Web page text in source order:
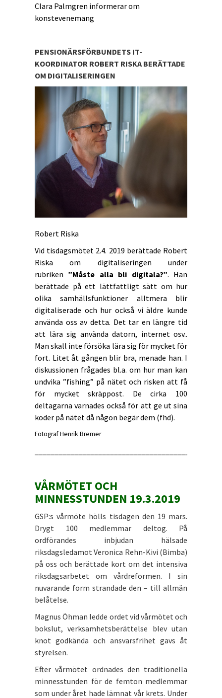
Clara Palmgren informerar om
konstevenemang
PENSIONÄRSFÖRBUNDETS IT-
KOORDINATOR ROBERT RISKA BERÄTTADE
OM DIGITALISERINGEN
Robert Riska
Vid tisdagsmötet 2.4. 2019 berättade Robert
Riska om digitaliseringen under
rubriken ”Måste alla bli digitala?”. Han
berättade på ett lättfattligt sätt om hur
olika samhällsfunktioner alltmera blir
digitaliserade och hur också vi äldre kunde
använda oss av detta. Det tar en längre tid
att lära sig använda datorn, internet osv..
Man skall inte försöka lära sig för mycket för
fort. Litet åt gången blir bra, menade han. I
diskussionen frågades bl.a. om hur man kan
undvika ”fishing” på nätet och risken att få
för mycket skräppost. De cirka 100
deltagarna varnades också för att ge ut sina
koder på nätet då någon begär dem (fhd).
Fotograf Henrik Bremer
VÅRMÖTET OCH
MINNESSTUNDEN 19.3.2019
GSP:s vårmöte hölls tisdagen den 19 mars.
Drygt 100 medlemmar deltog. På
ordförandes inbjudan hälsade
riksdagsledamot Veronica Rehn-Kivi (Bimba)
på oss och berättade kort om det intensiva
riksdagsarbetet om vårdreformen. I sin
nuvarande form strandade den – till allmän
belåtelse.
Magnus Öhman ledde ordet vid vårmötet och
bokslut, verksamhetsberättelse blev utan
knot godkända och ansvarsfrihet gavs åt
styrelsen.
Efter vårmötet ordnades den traditionella
minnesstunden för de femton medlemmar
som under året hade lämnat vår krets. Under